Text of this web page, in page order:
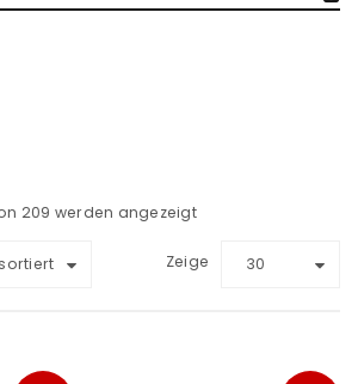
209 werden angezeigt
Zeige 30